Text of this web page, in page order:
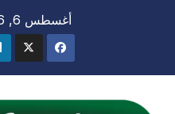
أغسطس 6, 2026